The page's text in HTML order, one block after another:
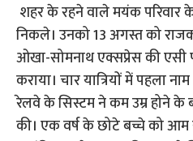
शहर के रहने वाले मयंक परिवार
निकले। उनको 13 अगस्त को
ओखा-सोमनाथ एक्सप्रेस की एसी
कराया। चार यात्रियों में पहला
रेलवे के सिस्टम ने कम उम्र होने
की। एक वर्ष के छोटे बच्चे को आम